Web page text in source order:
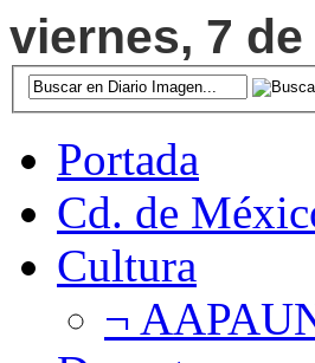
viernes, 7
Portada
Cd. de
Cultura
¬